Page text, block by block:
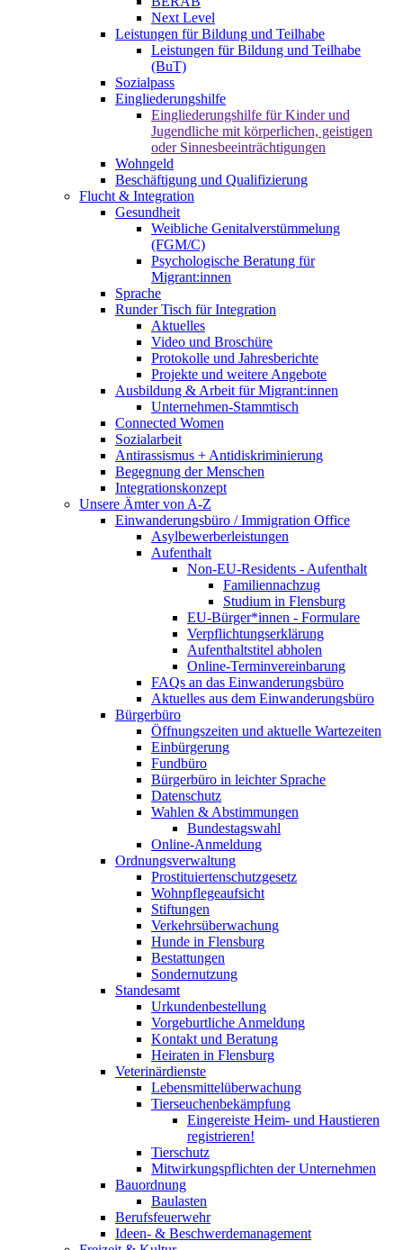
Next Level
Leistungen für Bildung und Teilhabe
Leistungen für Bildung und Teilhabe
(BuT)
Sozialpass
Eingliederungshilfe
Eingliederungshilfe für Kinder und
Jugendliche mit körperlichen, geistigen
oder Sinnesbeeinträchtigungen
Wohngeld
Beschäftigung und Qualifizierung
Flucht & Integration
Gesundheit
Weibliche Genitalverstümmelung
(FGM/C)
Psychologische Beratung für
Migrant:innen
Sprache
Runder Tisch für Integration
Aktuelles
Video und Broschüre
Protokolle und Jahresberichte
Projekte und weitere Angebote
Ausbildung & Arbeit für Migrant:innen
Unternehmen-Stammtisch
Connected Women
Sozialarbeit
Antirassismus + Antidiskriminierung
Begegnung der Menschen
Integrationskonzept
Unsere Ämter von A-Z
Einwanderungsbüro / Immigration Office
Asylbewerberleistungen
Aufenthalt
Non-EU-Residents - Aufenthalt
Familiennachzug
Studium in Flensburg
EU-Bürger*innen - Formulare
Verpflichtungserklärung
Aufenthaltstitel abholen
Online-Terminvereinbarung
FAQs an das Einwanderungsbüro
Aktuelles aus dem Einwanderungsbüro
Bürgerbüro
Öffnungszeiten und aktuelle Wartezeiten
Einbürgerung
Fundbüro
Bürgerbüro in leichter Sprache
Datenschutz
Wahlen & Abstimmungen
Bundestagswahl
Online-Anmeldung
Ordnungsverwaltung
Prostituiertenschutzgesetz
Wohnpflegeaufsicht
Stiftungen
Verkehrsüberwachung
Hunde in Flensburg
Bestattungen
Sondernutzung
Standesamt
Urkundenbestellung
Vorgeburtliche Anmeldung
Kontakt und Beratung
Heiraten in Flensburg
Veterinärdienste
Lebensmittelüberwachung
Tierseuchenbekämpfung
Eingereiste Heim- und Haustieren
registrieren!
Tierschutz
Mitwirkungspflichten der Unternehmen
Bauordnung
Baulasten
Berufsfeuerwehr
Ideen- & Beschwerdemanagement